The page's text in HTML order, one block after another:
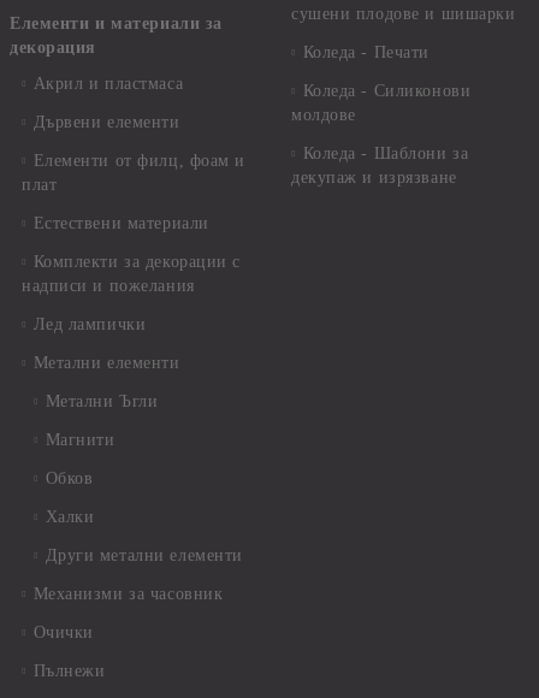
Елементи и материали за
декорация
Акрил и пластмаса
Дървени елементи
Елементи от филц, фоам и
плат
Естествени материали
Комплекти за декорации с
надписи и пожелания
Лед лампички
Метални елементи
Метални Ъгли
Магнити
Обков
Халки
Други метални елементи
Механизми за часовник
Очички
Пълнежи
сушени плодове и шишарки
Коледа - Печати
Коледа - Силиконови
молдове
Коледа - Шаблони за
декупаж и изрязване